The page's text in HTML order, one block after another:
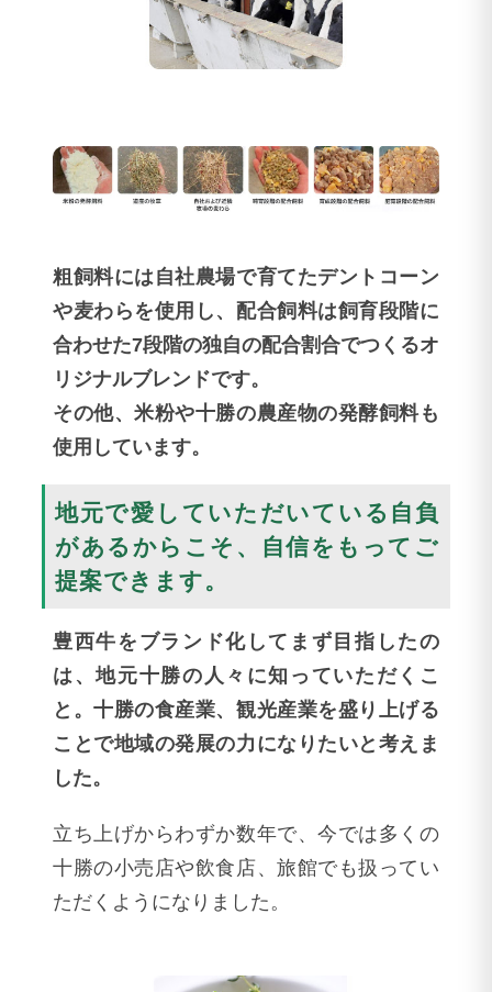
粗飼料には自社農場で育てたデントコーン
や麦わらを使用し、配合飼料は飼育段階に
合わせた7段階の独自の配合割合でつくるオ
リジナルブレンドです。
その他、米粉や十勝の農産物の発酵飼料も
使用しています。
地元で愛していただいている自負
があるからこそ、自信をもってご
提案できます。
豊西牛をブランド化してまず目指したの
は、地元十勝の人々に知っていただくこ
と。十勝の食産業、観光産業を盛り上げる
ことで地域の発展の力になりたいと考えま
した。
立ち上げからわずか数年で、今では多くの
十勝の小売店や飲食店、旅館でも扱ってい
ただくようになりました。